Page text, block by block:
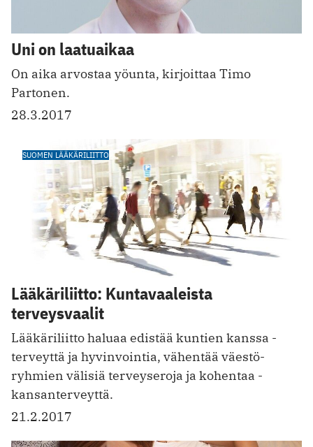
Uni on laatuaikaa
On aika arvostaa yöunta, kirjoittaa Timo
Partonen.
28.3.2017
SUOMEN LÄÄKÄRILIITTO
Lääkäriliitto: Kuntavaaleista
terveysvaalit
Lääkäriliitto haluaa edistää kuntien kanssa ­
terveyttä ja ­hyvinvointia, vähentää väestö­
ryhmien välisiä terveyseroja ja kohentaa ­
kansanterveyttä.
21.2.2017